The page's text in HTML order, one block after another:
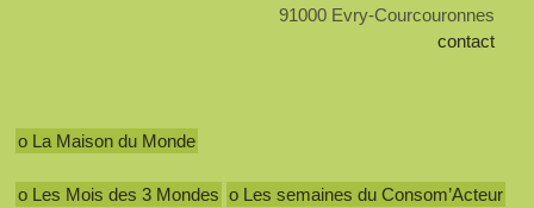
91000 Evry-Courcouronnes
contact
o La Maison du Monde
o Les Mois des 3 Mondes o Les semaines du Consom’Acteur